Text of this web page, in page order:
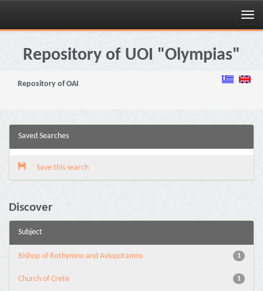
Skip
navigationRepository of UOI "Olympias"
Repository of OAI
Saved Searches
Save this search
Discover
Subject
1
Bishop of Rethymno and Avlopotamos
1
Church of Crete